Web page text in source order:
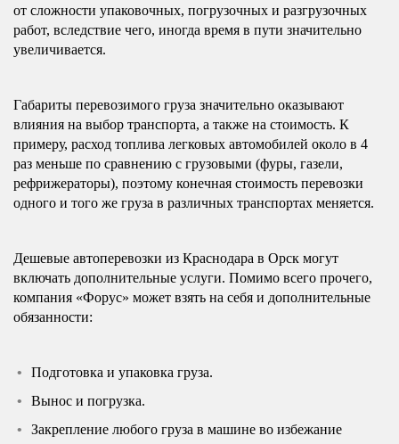
от сложности упаковочных, погрузочных и разгрузочных
работ, вследствие чего, иногда время в пути значительно
увеличивается.
Габариты перевозимого груза значительно оказывают
влияния на выбор транспорта, а также на стоимость. К
примеру, расход топлива легковых автомобилей около в 4
раз меньше по сравнению с грузовыми (фуры, газели,
рефрижераторы), поэтому конечная стоимость перевозки
одного и того же груза в различных транспортах меняется.
Дешевые автоперевозки из Краснодара в Орск могут
включать дополнительные услуги. Помимо всего прочего,
компания «Форус» может взять на себя и дополнительные
обязанности:
Подготовка и упаковка груза.
Вынос и погрузка.
Закрепление любого груза в машине во избежание